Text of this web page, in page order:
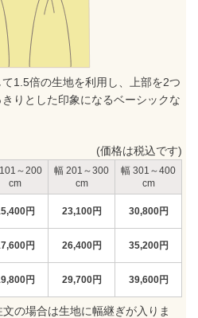
1.5倍の生地を利用し、上部を2つ
りとした印象になるベーシックな
(価格は税込です)
101～200 201～300 301～400
円 23,100円 30,800円
円 26,400円 35,200円
円 29,700円 39,600円
の場合は生地に幅継ぎが入りま